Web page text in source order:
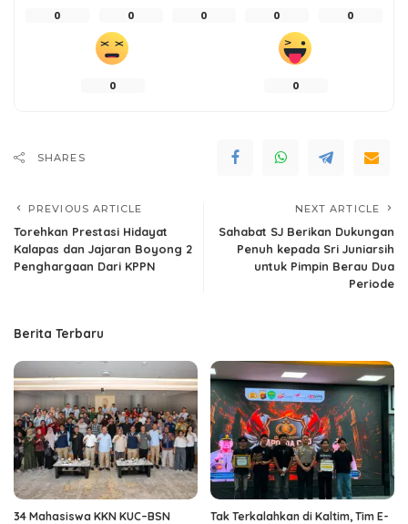
0 0 0 0 0
0 0
SHARES
PREVIOUS ARTICLE
Torehkan Prestasi Hidayat
Kalapas dan Jajaran Boyong 2
Penghargaan Dari KPPN
NEXT ARTICLE
Sahabat SJ Berikan Dukungan
Penuh kepada Sri Juniarsih
untuk Pimpin Berau Dua
Periode
Berita Terbaru
34 Mahasiswa KKN KUC–BSN
Tak Terkalahkan di Kaltim, Tim E-